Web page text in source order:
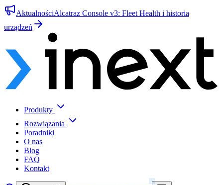
AktualnościAlcatraz Console v3: Fleet Health i historia
urządzeń
Produkty
Rozwiązania
Poradniki
O nas
Blog
FAQ
Kontakt